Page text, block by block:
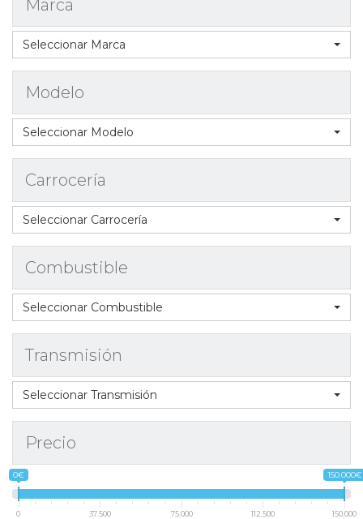
Marca
Seleccionar Marca
Modelo
Seleccionar Modelo
Carrocería
Seleccionar Carrocería
Combustible
Seleccionar Combustible
Transmisión
Seleccionar Transmisión
Precio
0€ 150.000€
0 37.500 75.000 112.500 150.000